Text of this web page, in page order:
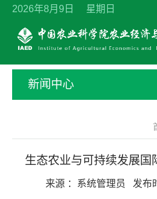
2026年8月9日 星期日
新闻中心
生态农业与可持续发展国
来源 ： 系统管理员 发布